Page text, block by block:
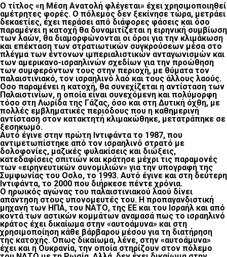
Ο τίτλος «η Μέση Ανατολή φλέγεται» έχει χρησιμοποιηθεί
αμέτρητες φορές. Ο πόλεμος δεν ξεκίνησε τώρα, μετράει
δεκαετίες, έχει περάσει από διάφορες φάσεις και όσο
παραμένει η κατοχή θα δυναμιτίζεται η ειρηνική συμβίωση
των λαών, θα διαμορφώνονται οι όροι για την κλιμάκωση
και επέκταση των στρατιωτικών συγκρούσεων μέσα στο
πλέγμα των έντονων ιμπεριαλιστικών ανταγωνισμών και
των αμερικανο-ισραηλινών σχεδίων για την προώθηση
των συμφερόντων τους στην περιοχή, με θύματα τον
παλαιστινιακό, τον ισραηλινό λαό και τους άλλους λαούς.
Οσο παραμένει η κατοχή, θα συνεχίζεται η αντίσταση των
Παλαιστινίων, η οποία είναι συνεχόμενη και πολύμορφη
τόσο στη Λωρίδα της Γάζας, όσο και στη Δυτική όχθη, με
πολλές εμβληματικές περιόδους που η καθημερινή
αντίσταση στον κατακτητή κλιμακώθηκε, μετατράπηκε σε
ξεσηκωμό.
Αυτό έγινε στην πρώτη Ιντιφάντα το 1987, που
αντιμετωπίστηκε από τον ισραηλινό στρατό με
δολοφονίες, μαζικές φυλακίσεις και διώξεις,
κατεδαφίσεις σπιτιών και κράτησε μέχρι τις παραμονές
των «ειρηνευτικών συνομιλιών» για την υπογραφή της
Συμφωνίας του Οσλο, το 1993. Αυτό έγινε και στη δεύτερη
Ιντιφάντα, το 2000 που διήρκεσε πέντε χρόνια.
Ο ηρωικός αγώνας του παλαιστινιακού λαού δίνει
απάντηση στους υπονομευτές του. Η προπαγανδιστική
μηχανή των ΗΠΑ, του ΝΑΤΟ, της ΕΕ και του Ισραήλ και από
κοντά των αστικών κομμάτων αναμασά πως το ισραηλινό
κράτος έχει δικαίωμα στην «αυτοάμυνα» και στη
χρησιμοποίηση κάθε βάρβαρου μέσου για τη διατήρηση
της κατοχής. Οπως δικαίωμα, λένε, στην «αυτοάμυνα»
έχει και η Ουκρανία, την οποία στηρίζουν στον πόλεμο